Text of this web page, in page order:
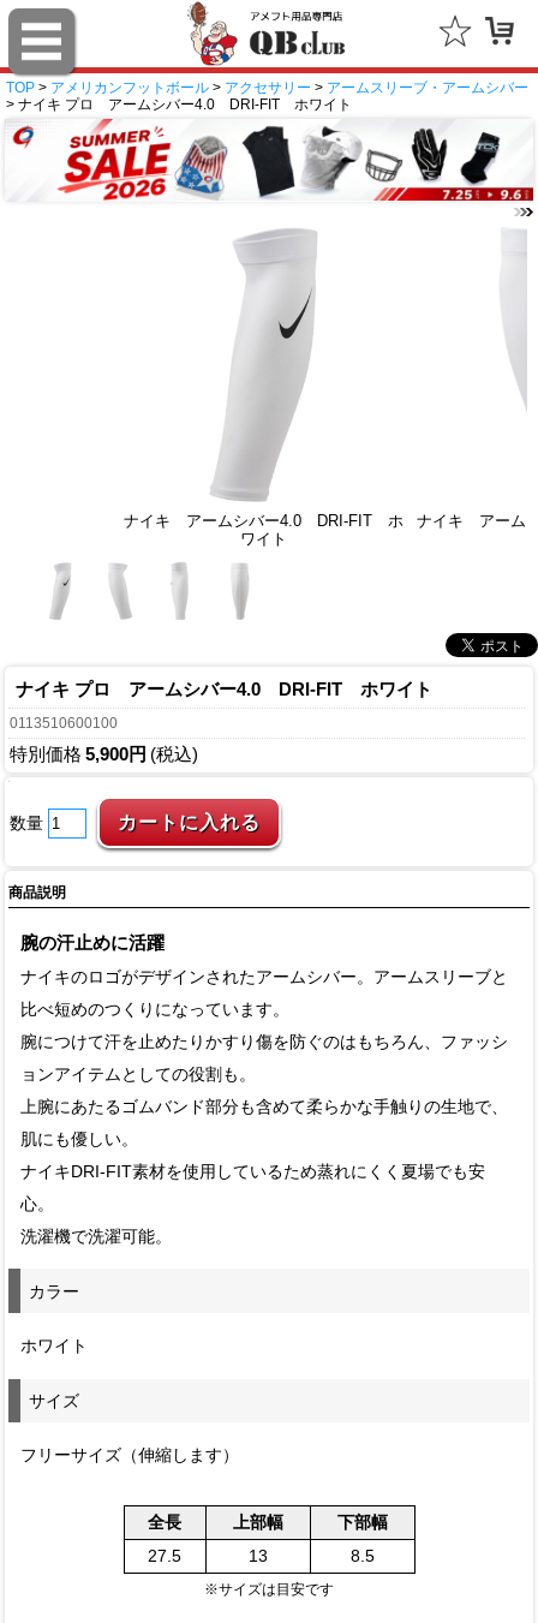
TOP > アメリカンフットボール > アクセサリー > アームスリーブ・アームシバー
> ナイキ プロ アームシバー4.0 DRI-FIT ホワイト
ナイキ アームシバー4.0 DRI-FIT ホ
ワイト
ナイキ アーム
ナイキ プロ アームシバー4.0 DRI-FIT ホワイト
0113510600100
特別価格 5,900円 (税込)
数量
商品説明
腕の汗止めに活躍
ナイキのロゴがデザインされたアームシバー。アームスリーブと
比べ短めのつくりになっています。
腕につけて汗を止めたりかすり傷を防ぐのはもちろん、ファッシ
ョンアイテムとしての役割も。
上腕にあたるゴムバンド部分も含めて柔らかな手触りの生地で、
肌にも優しい。
ナイキDRI-FIT素材を使用しているため蒸れにくく夏場でも安
心。
洗濯機で洗濯可能。
カラー
ホワイト
サイズ
フリーサイズ（伸縮します）
全長 上部幅
下部幅
27.5
13 8.5
※サイズは目安です